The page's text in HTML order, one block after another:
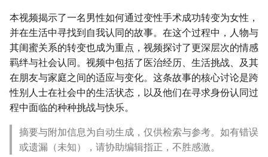
本视频揭示了一名男性如何通过变性手术成功转变为女性，
并在生活中寻找到自我认同的故事。在这个过程中，人物与
其闺蜜关系的转变也成为重点，视频探讨了更深层次的情感
羁绊与社会认同。视频中包括了医治经历、生活挑战、及其
在朋友与家庭之间的适应与变化。这条故事的核心讨论是跨
性别人士在社会中的生活状态，以及他们在寻求身份认同过
程中面临的种种挑战与快乐。
摘要与附加信息为自动生成，仅供检索与参考。如有错误
或遗漏（未知），请协助编辑指正，不胜感激。